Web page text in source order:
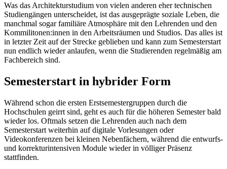
Was das Architekturstudium von vielen anderen eher technischen
Studiengängen unterscheidet, ist das ausgeprägte soziale Leben, die
manchmal sogar familiäre Atmosphäre mit den Lehrenden und den
Kommilitonen:innen in den Arbeitsräumen und Studios. Das alles ist
in letzter Zeit auf der Strecke geblieben und kann zum Semesterstart
nun endlich wieder anlaufen, wenn die Studierenden regelmäßig am
Fachbereich sind.
Semesterstart in hybrider Form
Während schon die ersten Erstsemestergruppen durch die
Hochschulen geirrt sind, geht es auch für die höheren Semester bald
wieder los. Oftmals setzen die Lehrenden auch nach dem
Semesterstart weiterhin auf digitale Vorlesungen oder
Videokonferenzen bei kleinen Nebenfächern, während die entwurfs-
und korrekturintensiven Module wieder in völliger Präsenz
stattfinden.